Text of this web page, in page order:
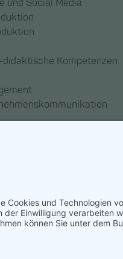
und Social Media
Kompetenzen